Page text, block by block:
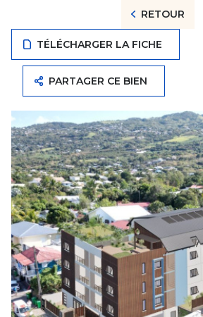
RETOUR
TÉLÉCHARGER LA FICHE
PARTAGER CE BIEN